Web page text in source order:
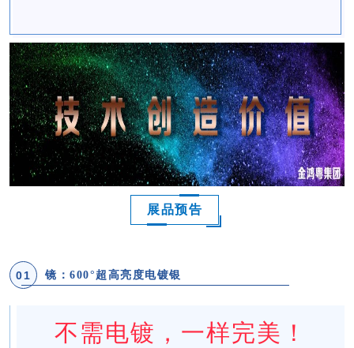
展品预告
01 镜：600°超高亮度电镀银
不需电镀，一样完美！